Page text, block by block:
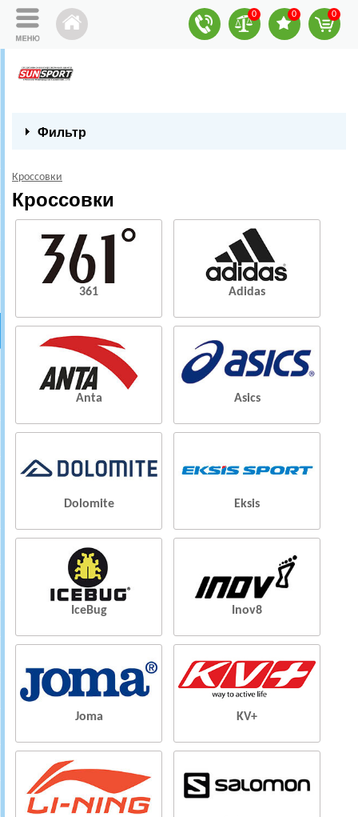
0 0 0
Фильтр
Кроссовки
Кроссовки
361 Adidas
Anta Asics
Dolomite Eksis
IceBug Inov8
Joma KV+